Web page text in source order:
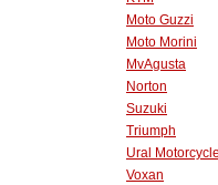
Moto Guzzi
Moto Morini
MvAgusta
Norton
Suzuki
Triumph
Ural
Voxan